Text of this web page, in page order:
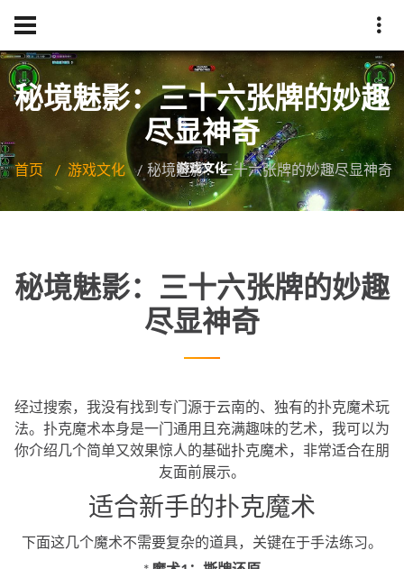
秘境魅影：三十六张牌的妙趣
尽显神奇
首页 游戏文化 秘境魅影：三十六张牌的妙趣尽显神奇
秘境魅影：三十六张牌的妙趣
尽显神奇
经过搜索，我没有找到专门源于云南的、独有的扑克魔术玩
法️。扑克魔术本身是一门通用且充满趣味的艺术，我可以为
你介绍几个简单又效果惊人的基础扑克魔术，非常适合在朋
友面前展示。
适合新手的扑克魔术
下面这几个魔术不需要复杂的道具，关键在于手法练习。